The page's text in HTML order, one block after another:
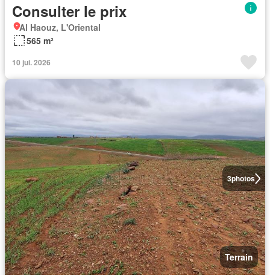
Consulter le prix
Al Haouz, L'Oriental
565 m²
10 jui. 2026
3photos
Terrain